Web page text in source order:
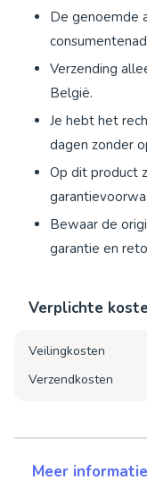
De genoemde
Verzending
België.
Je hebt het
dagen zonder
Op dit product
Bewaar de
garantie en
Verplichte
Veilingkosten
Verzendkosten
Meer informatie